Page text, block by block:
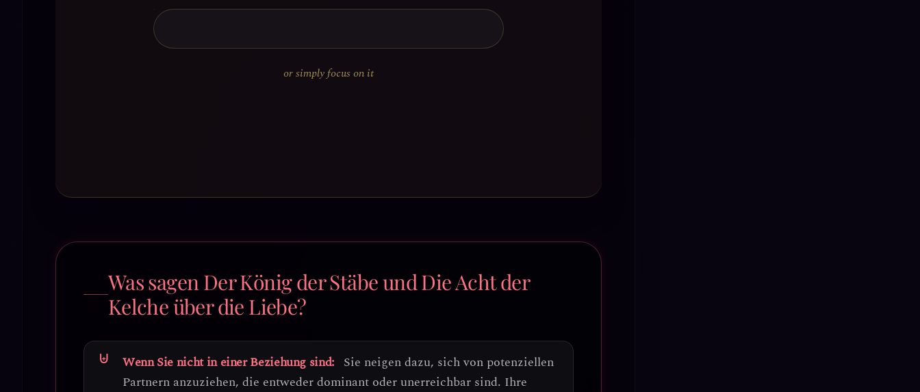
or simply focus on it
Was sagen Der König der Stäbe und Die Acht der
Kelche über die Liebe?
Wenn Sie nicht in einer Beziehung sind: Sie neigen dazu, sich von potenziellen
Partnern anzuziehen, die entweder dominant oder unerreichbar sind. Ihre